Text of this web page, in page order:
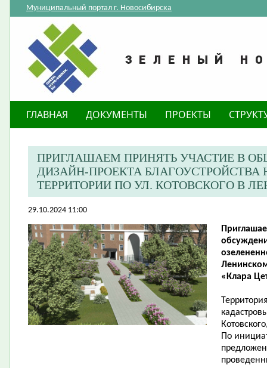
Муниципальный портал г. Новосибирска
ГЛАВНАЯ ДОКУМЕНТЫ ПРОЕКТЫ
ПРИГЛАШАЕМ ПРИНЯТЬ УЧАСТИЕ В
ДИЗАЙН-ПРОЕКТА
ТЕРРИТОРИИ ПО УЛ. КОТОВСКОГО В
29.10.2024 11:00
«Клара
По